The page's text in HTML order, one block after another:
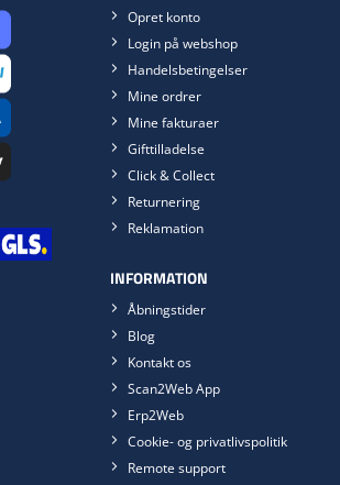
Opret konto
Login på webshop
Handelsbetingelser
Mine ordrer
Mine fakturaer
Gifttilladelse
Click & Collect
Returnering
Reklamation
INFORMATION
Åbningstider
Blog
Kontakt os
Scan2Web App
Erp2Web
Cookie- og privatlivspolitik
Remote support